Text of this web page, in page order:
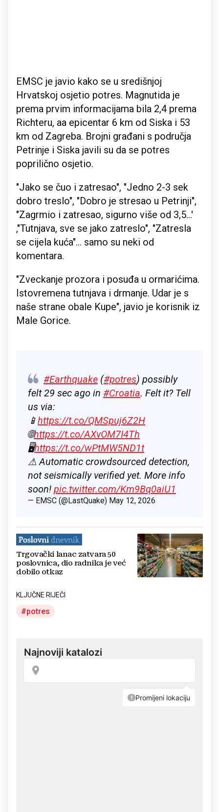
EMSC je javio kako se u središnjoj
Hrvatskoj osjetio potres. Magnutida je
prema prvim informacijama bila 2,4 prema
Richteru, aa epicentar 6 km od Siska i 53
km od Zagreba. Brojni građani s područja
Petrinje i Siska javili su da se potres
poprilično osjetio.
"Jako se čuo i zatresao", "Jedno 2-3 sek
dobro treslo", "Dobro je stresao u Petrinji",
"Zagrmio i zatresao, sigurno više od 3,5...'
,"Tutnjava, sve se jako zatreslo", "Zatresla
se cijela kuća"... samo su neki od
komentara.
"Zveckanje prozora i posuđa u ormarićima.
Istovremena tutnjava i drmanje. Udar je s
naše strane obale Kupe", javio je korisnik iz
Male Gorice.
#Earthquake (#potres) possibly
felt 29 sec ago in #Croatia. Felt it? Tell
us via:
📱https://t.co/QMSpuj6Z2H
🌐https://t.co/AXvOM7I4Th
🖥https://t.co/wPtMW5ND1t
⚠ Automatic crowdsourced detection,
not seismically verified yet. More info
soon! pic.twitter.com/Km9Bq0aiU1
— EMSC (@LastQuake) May 12, 2026
Trgovački lanac zatvara 50
poslovnica, dio radnika je već
dobilo otkaz
KLJUČNE RIJEČI
potres